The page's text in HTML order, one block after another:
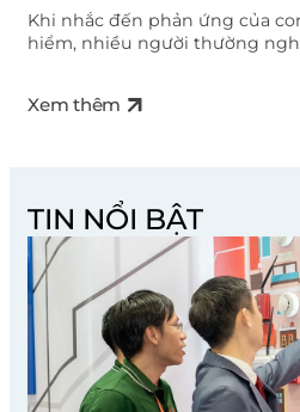
Khi nhắc đến phản ứng của
hiểm, nhiều người thường
Xem thêm
TIN NỔI BẬT